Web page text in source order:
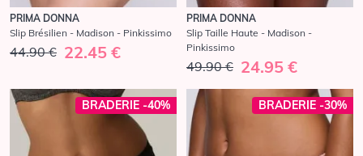
PRIMA DONNA
Slip Brésilien - Madison - Pinkissimo
44.90 € 22.45 €
PRIMA DONNA
Slip Taille Haute - Madison -
Pinkissimo
49.90 € 24.95 €
BRADERIE -40% BRADERIE -30%